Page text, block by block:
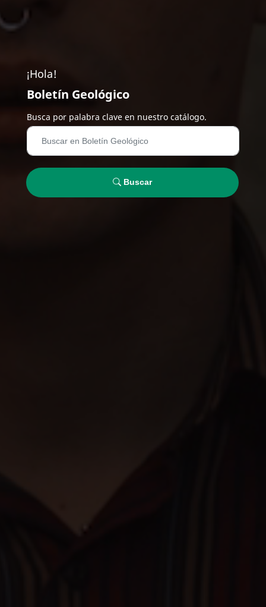
¡Hola!
Boletín Geológico
Busca por palabra clave en nuestro catálogo.
Buscar